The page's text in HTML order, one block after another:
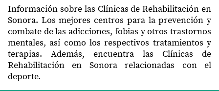
Información sobre las Clínicas de Rehabilitación en
Sonora. Los mejores centros para la prevención y
combate de las adicciones, fobias y otros trastornos
mentales, así como los respectivos tratamientos y
terapias. Además, encuentra las Clínicas de
Rehabilitación en Sonora relacionadas con el
deporte.